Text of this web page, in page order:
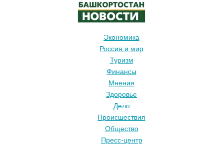
Экономика
Россия и мир
Туризм
Финансы
Мнения
Здоровье
Дело
Происшествия
Общество
Пресс-центр